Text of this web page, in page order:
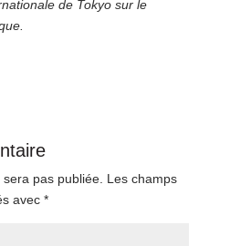
de Tokyo sur le
pas publiée. Les champs
avec *